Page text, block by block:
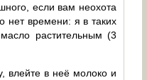
если вам неохота
нет времени: я в таких
растительным (3
влейте в неё молоко и